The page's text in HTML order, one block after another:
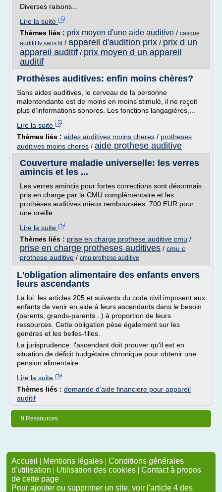
Diverses raisons...
Lire la suite
Thèmes liés : prix moyen d'une aide auditive / casque
auditif tv sans fil / appareil d'audition prix / prix d un
appareil auditif / prix moyen d un appareil
auditif
Prothèses auditives: enfin moins chères?
Sans aides auditives, le cerveau de la personne
malentendante est de moins en moins stimulé, il ne reçoit
plus d'informations sonores. Les fonctions langagières,...
Lire la suite
Thèmes liés : aides auditives moins cheres / protheses
auditives moins cheres / aide prothese auditive
Couverture maladie universelle: les verres
amincis et les ...
Les verres amincis pour fortes corrections sont désormais
pris en charge par la CMU complémentaire et les
prothèses auditives mieux remboursées: 700 EUR pour
une oreille...
Lire la suite
Thèmes liés : prise en charge prothese auditive cmu /
prise en charge protheses auditives / cmu c
prothese auditive / cmu prothese auditive
L'obligation alimentaire des enfants envers
leurs ascendants
La loi: les articles 205 et suivants du code civil imposent aux
enfants de venir en aide à leurs ascendants dans le besoin
(parents, grands-parents...) à proportion de leurs
ressources. Cette obligation pèse également sur les
gendres et les belles-filles.
La jurisprudence: l'ascendant doit prouver qu'il est en
situation de déficit budgétaire chronique pour obtenir une
pension alimentaire....
Lire la suite
Thèmes liés : demande d'aide financiere pour appareil
auditif
9 Ressources
Accueil | Mentions légales | Conditions générales
d'utilisation | Utilisation des cookies | Contact à propos
de cette page
Pour ajouter ou supprimer un site, voir l'article 4 des